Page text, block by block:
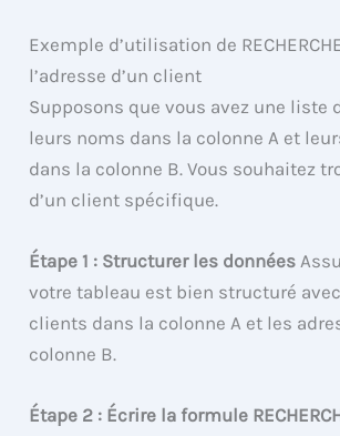
Exemple d’utilisation de
l’adresse d’un client
Supposons que vous avez une liste
leurs noms dans la colonne A et
dans la colonne B. Vous souhaitez
d’un client spécifique.
Étape 1 : Structurer les données
votre tableau est bien structuré
clients dans la colonne A et les
colonne B.
Étape 2 : Écrire la formule